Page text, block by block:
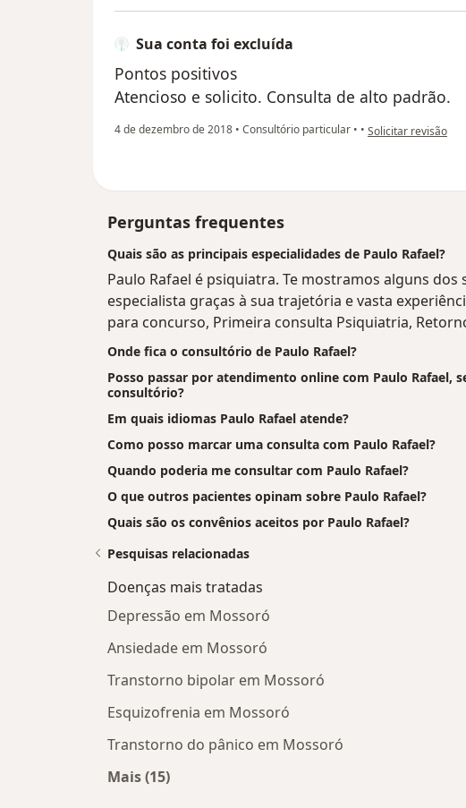
Sua conta foi excluída
Pontos positivos
Atencioso e solicito. Consulta de alto padrão.
4 de dezembro de 2018 • Consultório particular • • na opinião do
Solicitar revisão
Perguntas frequentes
Quais são as principais especialidades de Paulo Rafael?
Paulo Rafael é psiquiatra. Te mostramos alguns
especialista graças à sua trajetória e vasta
para concurso, Primeira consulta Psiquiatria,
Onde fica o consultório de Paulo Rafael?
Posso passar por atendimento online com Paulo Rafael,
consultório?
Em quais idiomas Paulo Rafael atende?
Como posso marcar uma consulta com Paulo Rafael?
Quando poderia me consultar com Paulo Rafael?
O que outros pacientes opinam sobre Paulo Rafael?
Quais são os convênios aceitos por Paulo Rafael?
Pesquisas relacionadas
Doenças mais tratadas
Depressão em Mossoró
Ansiedade em Mossoró
Transtorno bipolar em Mossoró
Esquizofrenia em Mossoró
Transtorno do pânico em Mossoró
Mais (15)